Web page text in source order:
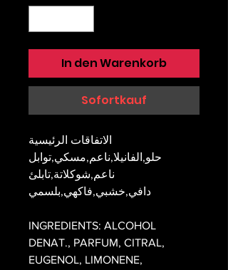
In den Warenkorb
Sofortkauf
الاتفاقات الرئيسية
حلو,الفانيلا,ناعم,مسكي,توابل
ناعم,شوكلاتة,تابلئ
دافي,خشبي,فاكهي,بلسمي
INGREDIENTS: ALCOHOL
DENAT., PARFUM, CITRAL,
EUGENOL, LIMONENE,